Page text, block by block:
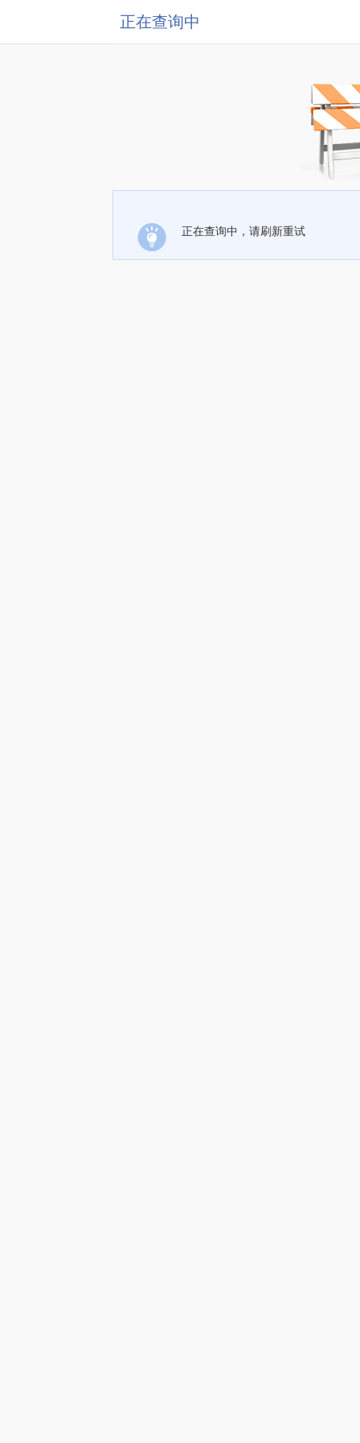
正在查询中
正在查询中，请刷新重试